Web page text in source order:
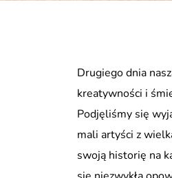
Drugiego dnia
kreatywności i
Podjęliśmy się
mali artyści z
swoją historię na